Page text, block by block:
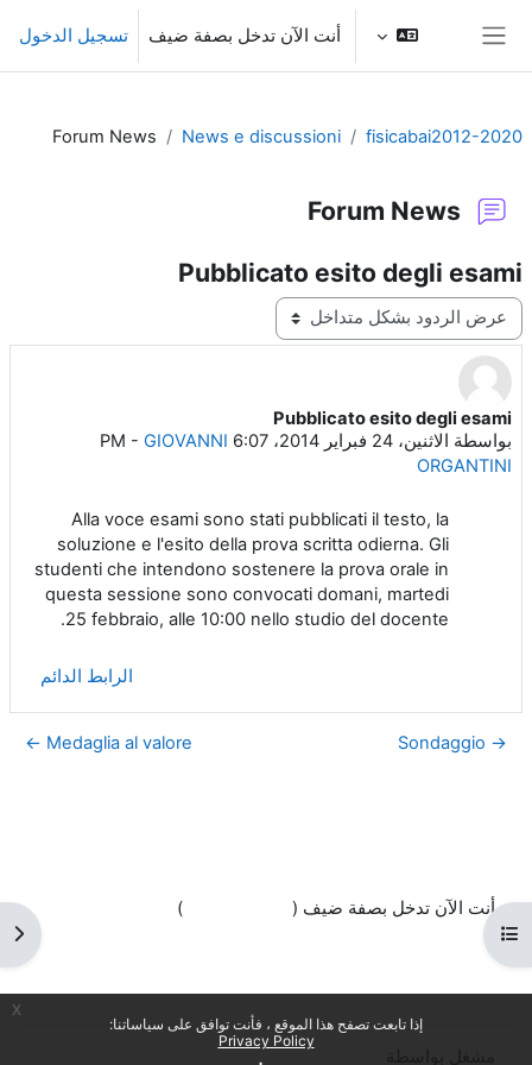
تخطى إلى المحتوى الرئيسي
إذا تابعت تصفح هذا الموقع ، فأنت توافق على سياساتنا:
Privacy Policy
x
أنت الآن تدخل بصفة ضيف تسجيل الدخول
فتح فهرس المقرر
fisicabai2012-2020
News e discussioni
Forum News
Forum News
Pubblicato esito degli esami
نمط العرض
Pubblicato esito degli esami
بواسطة الاثنين، 24 فبراير 2014، 6:07 PM - GIOVANNI
ORGANTINI
عدد الردود: 0
Alla voce esami sono stati pubblicati il testo, la
soluzione e l'esito della prova scritta odierna. Gli
studenti che intendono sostenere la prova orale in
questa sessione sono convocati domani, martedi
25 febbraio, alle 10:00 nello studio del docente.
الرابط الدائم
→ Sondaggio
Medaglia al valore ←
أنت الآن تدخل بصفة ضيف (
)
احصل على تطبيق الجوّال
التبديل إلى القالب القياسي